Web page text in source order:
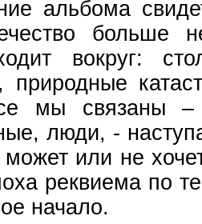
альбома
больше
вокруг:
природные
мы связаны –
люди, -
может или не
реквиема по
начало.